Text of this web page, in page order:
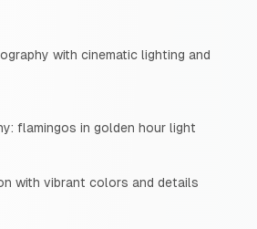
with cinematic lighting and
flamingos in golden hour light
with vibrant colors and details